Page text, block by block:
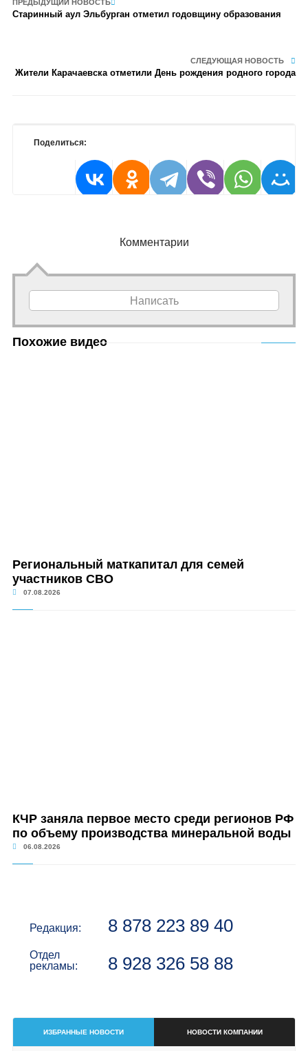
ПРЕДЫДУЩИЙ НОВОСТЬ
Старинный аул Эльбурган отметил годовщину образования
СЛЕДУЮЩАЯ НОВОСТЬ
Жители Карачаевска отметили День рождения родного города
Поделиться:
Комментарии
Написать
Похожие видео
Региональный маткапитал для семей
участников СВО
07.08.2026
КЧР заняла первое место среди регионов РФ
по объему производства минеральной воды
06.08.2026
Редакция: 8 878 223 89 40
Отдел
рекламы:
8 928 326 58 88
ИЗБРАННЫЕ НОВОСТИ НОВОСТИ КОМПАНИИ